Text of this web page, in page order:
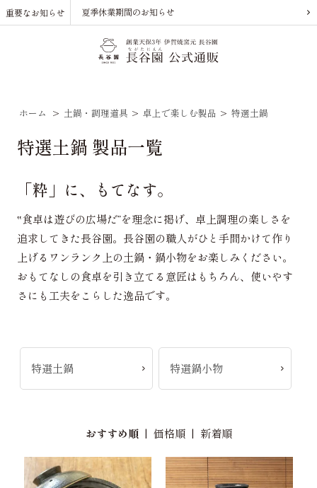
重要なお知らせ 夏季休業期間のお知らせ
ホーム > 土鍋・調理道具 > 卓上で楽しむ製品 > 特選土鍋
特選土鍋 製品一覧
「粋」に、もてなす。
‟食卓は遊びの広場だ”を理念に掲げ、卓上調理の楽しさを
追求してきた長谷園。長谷園の職人がひと手間かけて作り
上げるワンランク上の土鍋・鍋小物をお楽しみください。
おもてなしの食卓を引き立てる意匠はもちろん、使いやす
さにも工夫をこらした逸品です。
特選土鍋 特選鍋小物
おすすめ順| 価格順| 新着順